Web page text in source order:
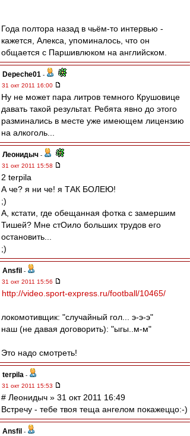
Года полтора назад в чьём-то интервью -
кажется, Алекса, упоминалось, что он
общается с Паршивлюком на английском.
Depeche01 -
31 окт 2011 16:00
Ну не может пара литров темного Крушовице
давать такой результат. Ребята явно до этого
разминались в месте уже имеющем лицензию
на алкоголь...
Леонидыч -
31 окт 2011 15:58
2 terpila
А че? я ни че! я ТАК БОЛЕЮ!
;)
А, кстати, где обещанная фотка с замершим
Тишей? Мне стОило больших трудов его
остановить...
;)
Ansfil -
31 окт 2011 15:56
http://video.sport-express.ru/football/10465/
локомотивщик: "случайный гол... э-э-э"
наш (не давая договорить): "ыгы..м-м"
Это надо смотреть!
terpila -
31 окт 2011 15:53
# Леонидыч » 31 окт 2011 16:49
Встречу - тебе твоя теща ангелом покажеццо:-)
Ansfil -